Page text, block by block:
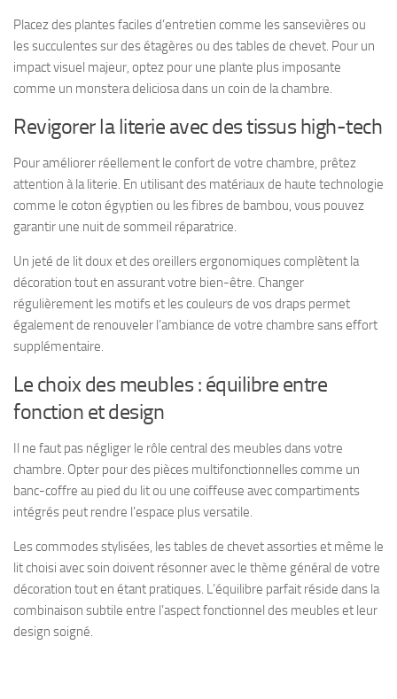
Placez des plantes faciles d’entretien comme les sansevières ou
les succulentes sur des étagères ou des tables de chevet. Pour un
impact visuel majeur, optez pour une plante plus imposante
comme un monstera deliciosa dans un coin de la chambre.
Revigorer la literie avec des tissus high-tech
Pour améliorer réellement le confort de votre chambre, prêtez
attention à la literie. En utilisant des matériaux de haute technologie
comme le coton égyptien ou les fibres de bambou, vous pouvez
garantir une nuit de sommeil réparatrice.
Un jeté de lit doux et des oreillers ergonomiques complètent la
décoration tout en assurant votre bien-être. Changer
régulièrement les motifs et les couleurs de vos draps permet
également de renouveler l’ambiance de votre chambre sans effort
supplémentaire.
Le choix des meubles : équilibre entre
fonction et design
Il ne faut pas négliger le rôle central des meubles dans votre
chambre. Opter pour des pièces multifonctionnelles comme un
banc-coffre au pied du lit ou une coiffeuse avec compartiments
intégrés peut rendre l’espace plus versatile.
Les commodes stylisées, les tables de chevet assorties et même le
lit choisi avec soin doivent résonner avec le thème général de votre
décoration tout en étant pratiques. L’équilibre parfait réside dans la
combinaison subtile entre l’aspect fonctionnel des meubles et leur
design soigné.